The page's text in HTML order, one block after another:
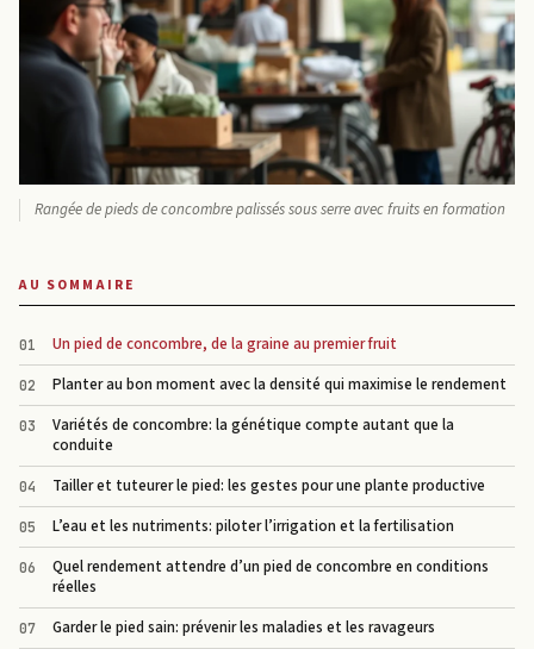
Rangée de pieds de concombre palissés sous serre avec fruits en formation
AU SOMMAIRE
Un pied de concombre, de la graine au premier fruit
Planter au bon moment avec la densité qui maximise le rendement
Variétés de concombre: la génétique compte autant que la
conduite
Tailler et tuteurer le pied: les gestes pour une plante productive
L’eau et les nutriments: piloter l’irrigation et la fertilisation
Quel rendement attendre d’un pied de concombre en conditions
réelles
Garder le pied sain: prévenir les maladies et les ravageurs